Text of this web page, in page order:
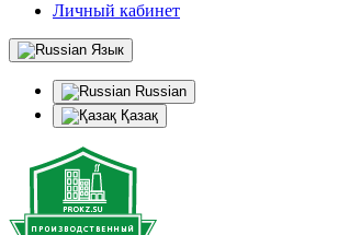
Личный кабинет
Язык
Russian
Қазақ